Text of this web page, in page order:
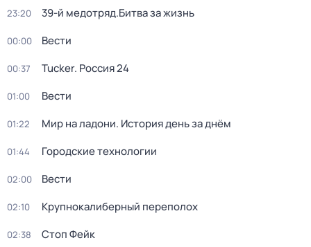
23:20 39-й медотряд.Битва за жизнь
00:00 Вести
00:37 Tucker. Россия 24
01:00 Вести
01:22 Мир на ладони. История день за днём
01:44 Городские технологии
02:00 Вести
02:10 Крупнокалиберный переполох
02:38 Стоп Фейк